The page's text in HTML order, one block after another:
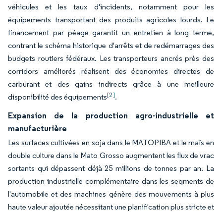
véhicules et les taux d'incidents, notamment pour les
équipements transportant des produits agricoles lourds. Le
financement par péage garantit un entretien à long terme,
contrant le schéma historique d'arrêts et de redémarrages des
budgets routiers fédéraux. Les transporteurs ancrés près des
corridors améliorés réalisent des économies directes de
carburant et des gains indirects grâce à une meilleure
disponibilité des équipements[2].
Expansion de la production agro-industrielle et
manufacturière
Les surfaces cultivées en soja dans le MATOPIBA et le maïs en
double culture dans le Mato Grosso augmentent les flux de vrac
sortants qui dépassent déjà 25 millions de tonnes par an. La
production industrielle complémentaire dans les segments de
l'automobile et des machines génère des mouvements à plus
haute valeur ajoutée nécessitant une planification plus stricte et